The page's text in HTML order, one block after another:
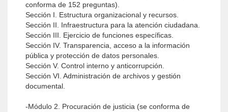
conforma de 152 preguntas).
Sección I. Estructura organizacional y recursos.
Sección II. Infraestructura para la atención ciudadana.
Sección III. Ejercicio de funciones específicas.
Sección IV. Transparencia, acceso a la información
pública y protección de datos personales.
Sección V. Control interno y anticorrupción.
Sección VI. Administración de archivos y gestión
documental.
-Módulo 2. Procuración de justicia (se conforma de